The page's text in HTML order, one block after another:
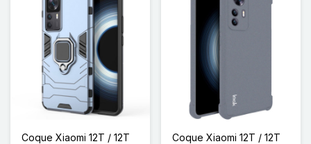
Coque Xiaomi 12T / 12T
Coque Xiaomi 12T / 12T